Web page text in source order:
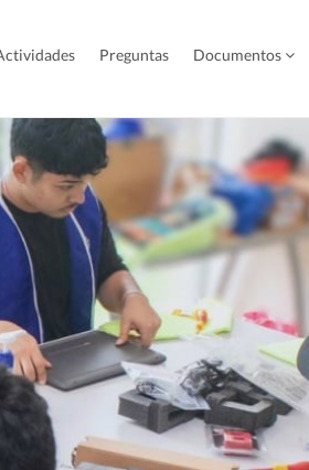
Preguntas Documentos